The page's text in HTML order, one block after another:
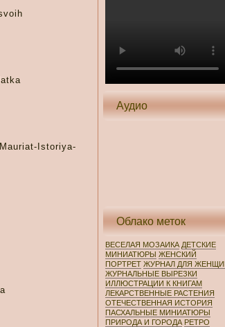
Istoriya-
Аудио
Облако меток
ВЕСЕЛАЯ МОЗАИКА ДЕТСКИЕ
МИНИАТЮРЫ ЖЕНСКИЙ
ПОРТРЕТ ЖУРНАЛ ДЛЯ
ЖУРНАЛЬНЫЕ ВЫРЕЗКИ
ИЛЛЮСТРАЦИИ К КНИГАМ
ЛЕКАРСТВЕННЫЕ РАСТЕНИЯ
ОТЕЧЕСТВЕННАЯ ИСТОРИЯ
ПАСХАЛЬНЫЕ МИНИАТЮРЫ
ПРИРОДА И ГОРОДА РЕТРО